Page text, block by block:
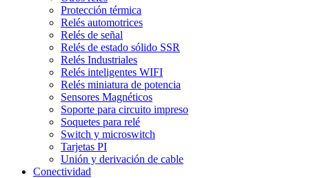
Protección térmica
Relés automotrices
Relés de señal
Relés de estado sólido SSR
Relés Industriales
Relés inteligentes WIFI
Relés miniatura de potencia
Sensores Magnéticos
Soporte para circuito impreso
Soquetes para relé
Switch y microswitch
Tarjetas PI
Unión y derivación de cable
Conectividad